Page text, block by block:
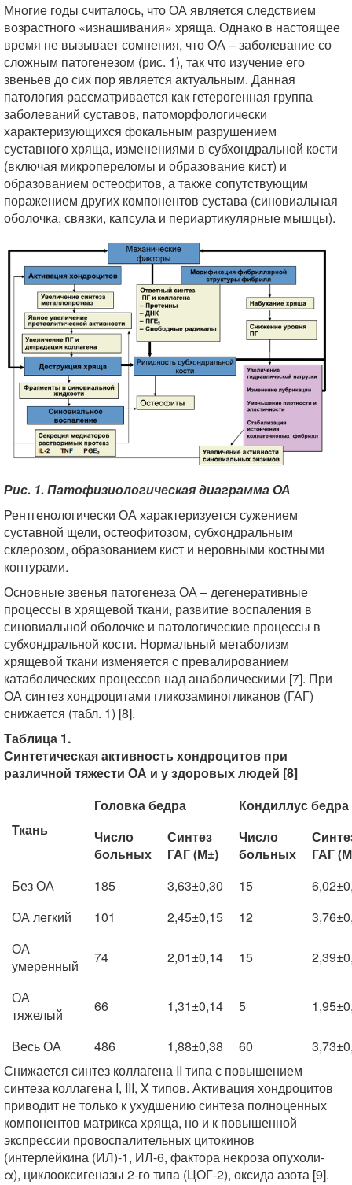
Многие годы считалось, что ОА является следствием
возрастного «изнашивания» хряща. Однако в настоящее
время не вызывает сомнения, что ОА – заболевание со
сложным патогенезом (рис. 1), так что изучение его
звеньев до сих пор является актуальным. Данная
патология рассматривается как гетерогенная группа
заболеваний суставов, патоморфологически
характеризующихся фокальным разрушением
суставного хряща, изменениями в субхондральной кости
(включая микропереломы и образование кист) и
образованием остеофитов, а также сопутствующим
поражением других компонентов сустава (синовиальная
оболочка, связки, капсула и периартикулярные мышцы).
Рис. 1. Патофизиологическая диаграмма ОА
Рентгенологически ОА характеризуется сужением
суставной щели, остеофитозом, субхондральным
склерозом, образованием кист и неровными костными
контурами.
Основные звенья патогенеза ОА – дегенеративные
процессы в хрящевой ткани, развитие воспаления в
синовиальной оболочке и патологические процессы в
субхондральной кости. Нормальный метаболизм
хрящевой ткани изменяется с превалированием
катаболических процессов над анаболическими [7]. При
ОА синтез хондроцитами гликозаминогликанов (ГАГ)
снижается (табл. 1) [8].
Таблица 1.
Синтетическая активность хондроцитов при
различной тяжести ОА и у здоровых людей [8]
Ткань
Головка бедра
Кондиллус бедра
Число
больных
Синтез
ГАГ (М±)
Число
больных
ГАГ
Без ОА
185 3,63±0,30 15
ОА легкий
101 2,45±0,15 12
ОА
умеренный
74 2,01±0,14 15
ОА
тяжелый
66 1,31±0,14 5
Весь ОА 486 1,88±0,38 60
Снижается синтез коллагена II типа с повышением
синтеза коллагена I, III, X типов. Активация хондроцитов
приводит не только к ухудшению синтеза полноценных
компонентов матрикса хряща, но и к повышенной
экспрессии провоспалительных цитокинов
(интерлейкина (ИЛ)-1, ИЛ-6, фактора некроза опухоли-
α), циклооксигеназы 2-го типа (ЦОГ-2), оксида азота [9].